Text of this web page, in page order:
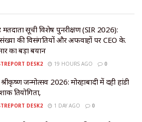
सूची विशेष पुनरीक्षण (SIR 2026):
की विसंगतियों और अफवाहों पर CEO के.
का बड़ा बयान
DESK2 19 HOURS AGO 0
जन्मोत्सव 2026: मोरहाबादी में दही हांडी
प्रतियोगिता,
DESK2 1 DAY AGO 0